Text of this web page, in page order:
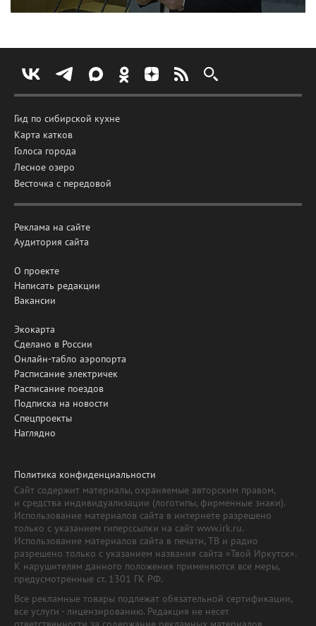
Гид по сибирской кухне
Карта катков
Голоса города
Лесное озеро
Весточка с передовой
Реклама на сайте
Аудитория сайта
О проекте
Написать редакции
Вакансии
Экокарта
Сделано в России
Онлайн-табло аэропорта
Расписание электричек
Расписание поездов
Подписка на новости
Спецпроекты
Наглядно
Политика конфиденциальности
Сайт содержит материалы, охраняемые авторским правом,
и средства индивидуализации (логотипы, фирменные знаки).
Использование материалов сайта в интернете разрешено
только с указанием гиперссылки на сайт www.irk.ru.
Использование материалов сайта в печати, ТВ и радио
разрешено только с указанием названия сайта «Твой Иркутск».
К нарушителям данного положения применяются все меры,
предусмотренные ст. 1301 ГК РФ.
Все рекламные товары подлежат обязательной сертификации,
все услуги - лицензированию. Редакция не несет